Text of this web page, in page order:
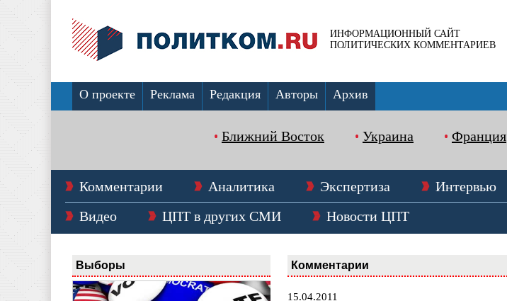
ИНФОРМАЦИОННЫЙ САЙТ
ПОЛИТИЧЕСКИХ КОММЕНТАРИЕВ
О проекте Реклама Редакция Авторы Архив
Ближний Восток Украина Франция
Комментарии Аналитика Экспертиза Интервью
Видео
ЦПТ в других СМИ Новости ЦПТ
Выборы Комментарии
15.04.2011